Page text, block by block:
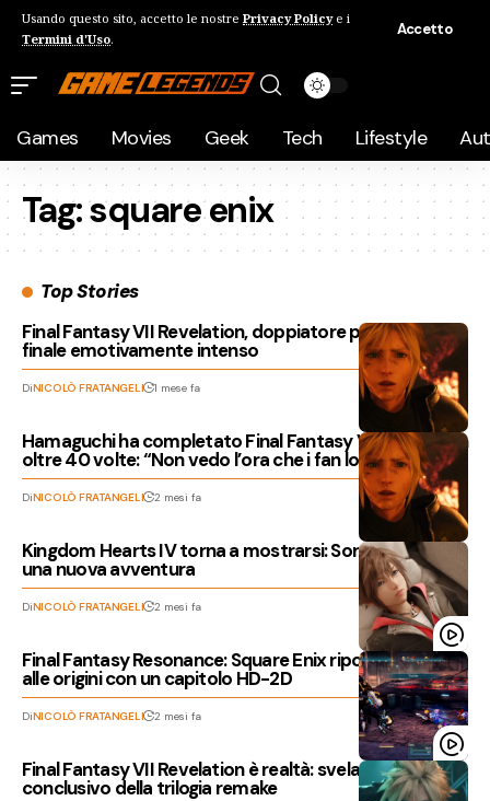
Usando questo sito, accetto le nostre Privacy Policye i
Termini d'Uso.
Accetto
Games Movies Geek Tech Lifestyle
Tag:square enix
Top Stories
Final Fantasy VII Revelation, doppiatore promette un
finale emotivamente intenso
DiNICOLÒ FRATANGELI 1 mese fa
Hamaguchi ha completato Final Fantasy VII Revelation
oltre 40 volte: “Non vedo l’ora che i fan lo giochino”
DiNICOLÒ FRATANGELI 2 mesi fa
Kingdom Hearts IV torna a mostrarsi: Sora pronto per
una nuova avventura
DiNICOLÒ FRATANGELI 2 mesi fa
Final Fantasy Resonance: Square Enix riporta la saga
alle origini con un capitolo HD-2D
DiNICOLÒ FRATANGELI 2 mesi fa
Final Fantasy VII Revelation è realtà: svelato il capitolo
conclusivo della trilogia remake